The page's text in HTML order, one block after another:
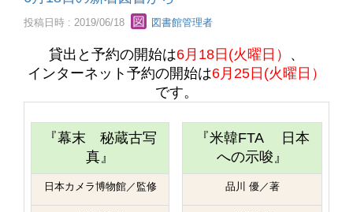
投稿日時 : 2019/06/18 図書館管理者
貸出と予約の開始は6月18日(火曜日） 、
インターネット予約の開始は6月25日(火曜日）
です。
『幕末 秘蔵古写
真』
日本カメラ博物館／監修
『米韓FTA 日本
への示唆』
品川 優／著